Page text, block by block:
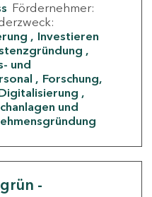
Fördernehmer:
Investieren
und
Forschung,
und
-